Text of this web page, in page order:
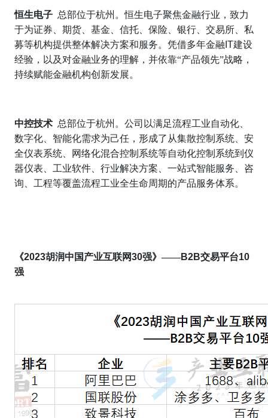
恒生电子 总部位于杭州。恒生电子聚焦金融行业，致力
于为证券、期货、基金、信托、保险、银行、交易所、私
募等机构提供整体解决方案和服务。凭借多年金融 IT建设
经验，以及对金融业务的理解，并依靠“产品领先”战略，
持续赋能金融机构创新发展。
中控技术 总部位于杭州。公司以满足流程工业自动化、
数字化、智能化需求为己任，形成了从集散控制系统、安
全仪表系统、网络化混合控制系统等自动化控制系统到仪
器仪表、工业软件、行业解决方案、一站式智能服务、咨
询、工程等覆盖流程工业全生命周期的产品服务体系。
《2023胡润中国产业互联网30强》——B2B交易平台10
强